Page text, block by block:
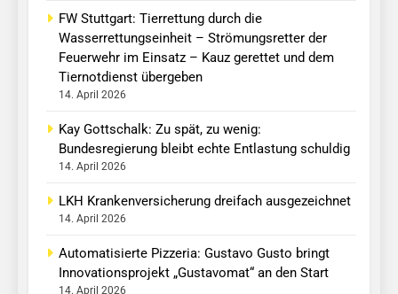
FW Stuttgart: Tierrettung durch die
Wasserrettungseinheit – Strömungsretter der
Feuerwehr im Einsatz – Kauz gerettet und dem
Tiernotdienst übergeben
14. April 2026
Kay Gottschalk: Zu spät, zu wenig:
Bundesregierung bleibt echte Entlastung schuldig
14. April 2026
LKH Krankenversicherung dreifach ausgezeichnet
14. April 2026
Automatisierte Pizzeria: Gustavo Gusto bringt
Innovationsprojekt „Gustavomat“ an den Start
14. April 2026